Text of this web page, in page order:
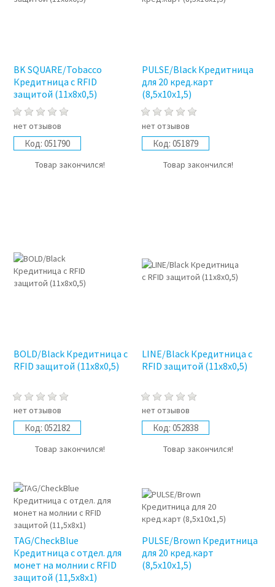
BK SQUARE/Tobacco
Кредитница с RFID
защитой (11x8x0,5)
нет отзывов
Код: 051790
Товар закончился!
PULSE/Black Кредитница
для 20 кред.карт
(8,5x10x1,5)
нет отзывов
Код: 051879
Товар закончился!
BOLD/Black Кредитница с
RFID защитой (11x8x0,5)
нет отзывов
Код: 052182
Товар закончился!
LINE/Black Кредитница с
RFID защитой (11x8x0,5)
нет отзывов
Код: 052838
Товар закончился!
TAG/CheckBlue
Кредитница с отдел. для
монет на молнии с RFID
защитой (11,5x8x1)
PULSE/Brown Кредитница
для 20 кред.карт
(8,5x10x1,5)